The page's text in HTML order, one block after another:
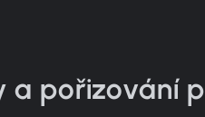
a pořizování